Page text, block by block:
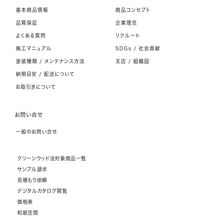
基本商品情報
品質保証
よくある質問
施工マニュアル
塗装種類 / メンテナンス方法
納期目安 / 配送について
お取引きについて
商品コンセプト
企業理念
リクルート
SDGs / 社会貢献
支店 / 組織図
お問い合せ
一般のお問い合せ
クリーンウッド法対象商品一覧
サンプル請求
見積もり依頼
デジタルカタログ閲覧
価格表
和紙空間